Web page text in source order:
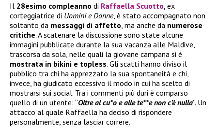
Il 28esimo compleanno di Raffaella Scuotto , ex
corteggiatrice di Uomini e Donne, è stato accompagnato non
soltanto da messaggi di affetto , ma anche da numerose
critiche. A scatenare la discussione sono state alcune
immagini pubblicate durante la sua vacanza alle Maldive,
trascorsa da sola, nelle quali la giovane campana si è
mostrata in bikini e topless. Gli scatti hanno diviso il
pubblico tra chi ha apprezzato la sua spontaneità e chi,
invece, ha giudicato eccessivo il modo in cui ha scelto di
mostrarsi sui social. Tra i commenti più duri è comparso
quello di un utente: “Oltre al cu*o e alle te**e non c’è nulla”. Un
attacco al quale Raffaella ha deciso di rispondere
personalmente, senza lasciar correre.